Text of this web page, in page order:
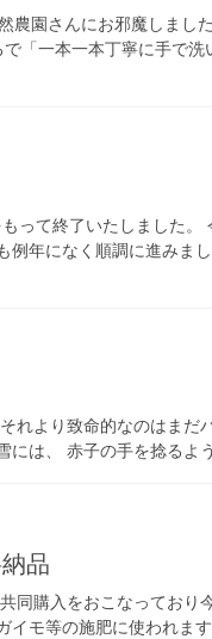
農園さんにお邪魔しまし
「一本一本丁寧に手で
って終了いたしました
例年になく順調に進みま
れより致命的なのはま
には、 赤子の手を捻る
品
同購入をおこなっており
イモ等の施肥に使われま